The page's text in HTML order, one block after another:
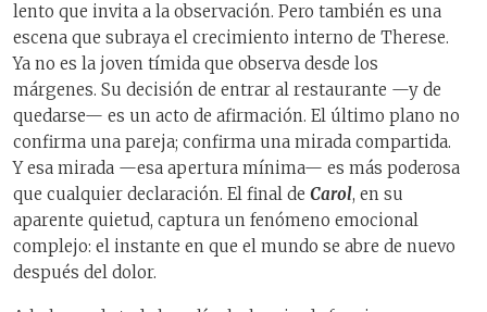
lento que invita a la observación. Pero también es una
escena que subraya el crecimiento interno de Therese.
Ya no es la joven tímida que observa desde los
márgenes. Su decisión de entrar al restaurante —y de
quedarse— es un acto de afirmación. El último plano no
confirma una pareja; confirma una mirada compartida.
Y esa mirada —esa apertura mínima— es más poderosa
que cualquier declaración. El final de Carol, en su
aparente quietud, captura un fenómeno emocional
complejo: el instante en que el mundo se abre de nuevo
después del dolor.